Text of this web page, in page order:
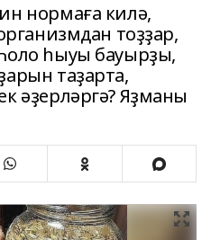
нормаға килә,
тоҙҙар,
һыуы бауырҙы,
таҙарта,
әҙерләргә? Яҙманы